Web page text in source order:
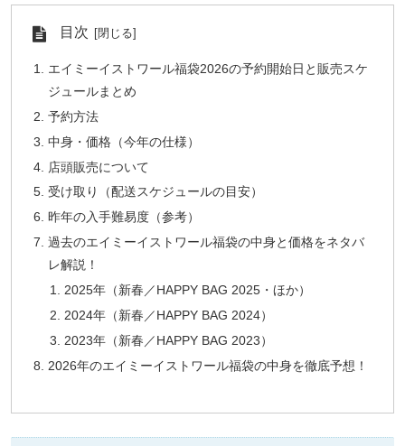
目次
エイミーイストワール福袋2026の予約開始日と販売スケ
ジュールまとめ
予約方法
中身・価格（今年の仕様）
店頭販売について
受け取り（配送スケジュールの目安）
昨年の入手難易度（参考）
過去のエイミーイストワール福袋の中身と価格をネタバ
レ解説！
2025年（新春／HAPPY BAG 2025・ほか）
2024年（新春／HAPPY BAG 2024）
2023年（新春／HAPPY BAG 2023）
2026年のエイミーイストワール福袋の中身を徹底予想！